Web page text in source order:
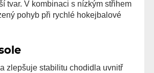
tvar. V kombinaci s nízkým střihem
pohyb při rychlé hokejbalové
zlepšuje stabilitu chodidla uvnitř